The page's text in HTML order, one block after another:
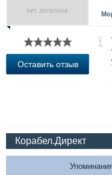
Журнал
Конференции
Выставки и семинары
Оставить отзыв
Корабел.Директ